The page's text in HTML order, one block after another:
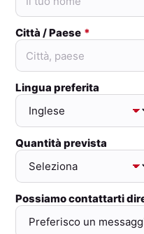
Città / Paese
Lingua preferita
Quantità prevista
Possiamo contattarti